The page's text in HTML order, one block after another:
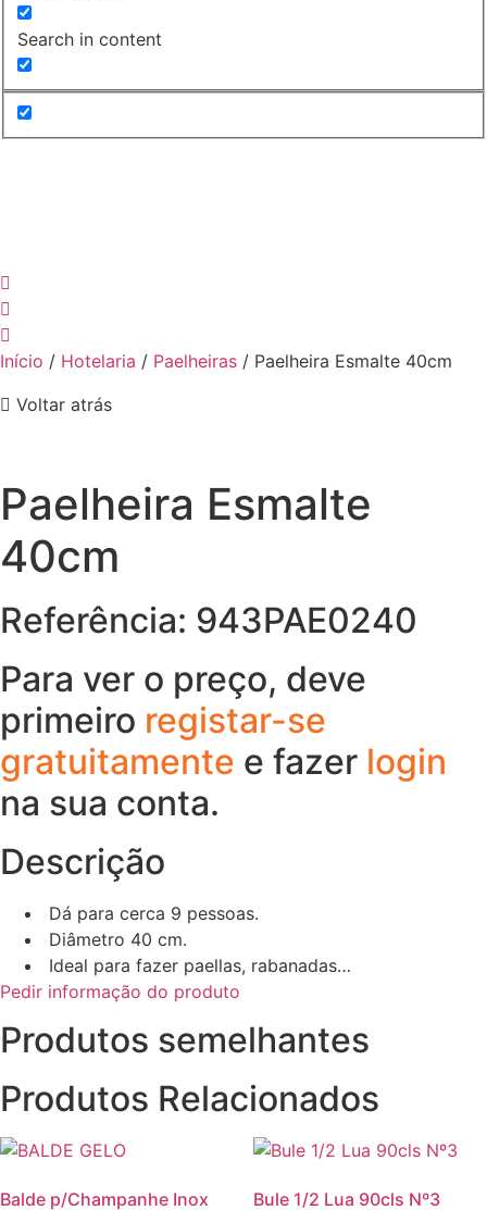
Search in content
Início / Hotelaria / Paelheiras / Paelheira Esmalte 40cm
Voltar atrás
Paelheira Esmalte
40cm
Referência: 943PAE0240
Para ver o preço, deve
primeiro registar-se
gratuitamente e fazer login
na sua conta.
Descrição
Dá para cerca 9 pessoas.
Diâmetro 40 cm.
Ideal para fazer paellas, rabanadas…
Pedir informação do produto
Produtos semelhantes
Produtos Relacionados
Balde p/Champanhe Inox Bule 1/2 Lua 90cls Nº3